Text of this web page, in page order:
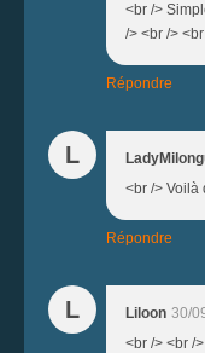
<br />
/> <br />
Répondre
L
<br /> Voilà
Répondre
L Liloon 30/
<br /> <br /